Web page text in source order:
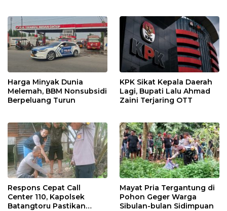
Harga Minyak Dunia
Melemah, BBM Nonsubsidi
Berpeluang Turun
KPK Sikat Kepala Daerah
Lagi, Bupati Lalu Ahmad
Zaini Terjaring OTT
Respons Cepat Call
Center 110, Kapolsek
Batangtoru Pastikan
Mayat Pria Tergantung di
Pohon Geger Warga
Sibulan-bulan Sidimpuan